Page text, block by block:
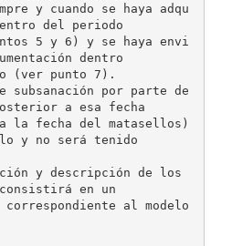
y cuando se haya adqu
del periodo
5 y 6) y se haya envi
dentro
(ver punto 7).
subsanación por parte de
a esa fecha
la fecha del matasellos)
y no será tenido
y descripción de los
en un
al modelo